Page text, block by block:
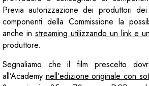
Previa autorizzazione dei produttori
componenti della Commissione la
anche in streaming utilizzando un link e
produttore.
Segnaliamo che il film prescelto
all’Academy nell'edizione originale con